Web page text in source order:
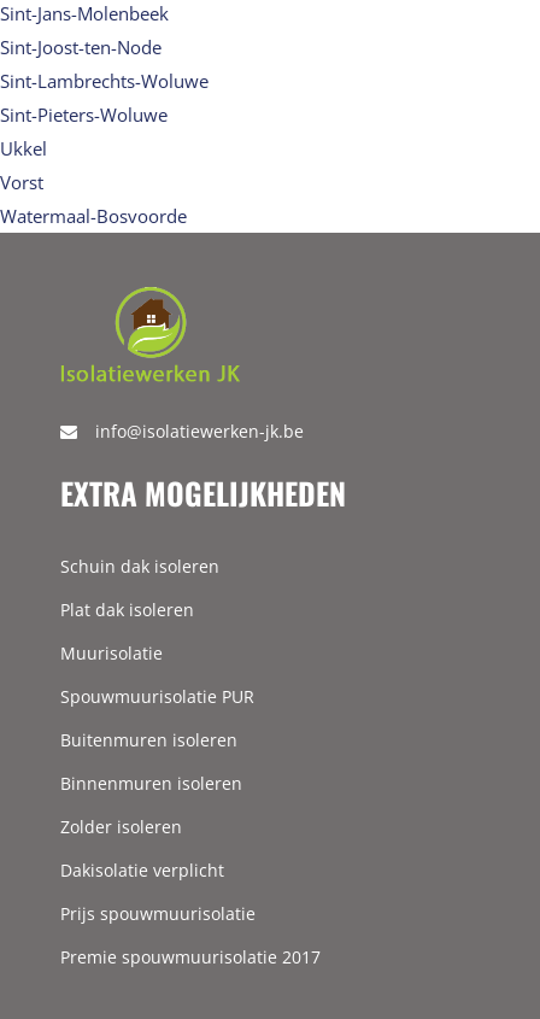
Sint-Jans-Molenbeek
Sint-Joost-ten-Node
Sint-Lambrechts-Woluwe
Sint-Pieters-Woluwe
Ukkel
Vorst
Watermaal-Bosvoorde
info@isolatiewerken-jk.be
EXTRA MOGELIJKHEDEN
Schuin dak isoleren
Plat dak isoleren
Muurisolatie
Spouwmuurisolatie PUR
Buitenmuren isoleren
Binnenmuren isoleren
Zolder isoleren
Dakisolatie verplicht
Prijs spouwmuurisolatie
Premie spouwmuurisolatie 2017